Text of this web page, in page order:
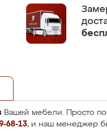
Вашей мебели. Просто
68-13, и наш менеджер